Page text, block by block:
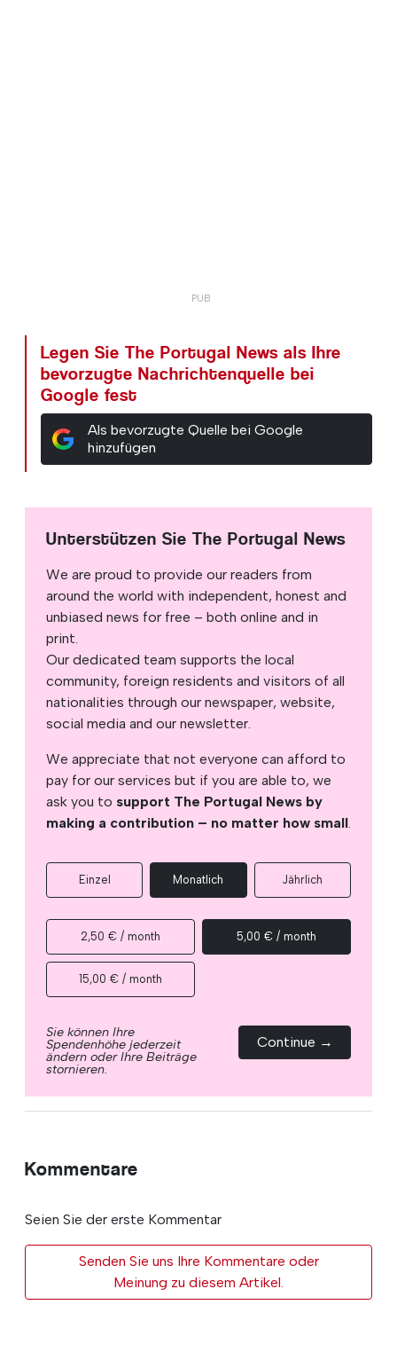
Legen Sie The Portugal News als Ihre
bevorzugte Nachrichtenquelle bei
Google fest
Als bevorzugte Quelle bei Google
hinzufügen
Unterstützen Sie The Portugal News
We are proud to provide our readers from
around the world with independent, honest and
unbiased news for free – both online and in
print.
Our dedicated team supports the local
community, foreign residents and visitors of all
nationalities through our newspaper, website,
social media and our newsletter.
We appreciate that not everyone can afford to
pay for our services but if you are able to, we
ask you to support The Portugal News by
making a contribution – no matter how small.
Einzel Monatlich Jährlich
2,50 € / month 5,00 € / month
15,00 € / month
Sie können Ihre
Spendenhöhe jederzeit
ändern oder Ihre Beiträge
stornieren.
Continue →
Kommentare
Seien Sie der erste Kommentar
Senden Sie uns Ihre Kommentare oder
Meinung zu diesem Artikel.